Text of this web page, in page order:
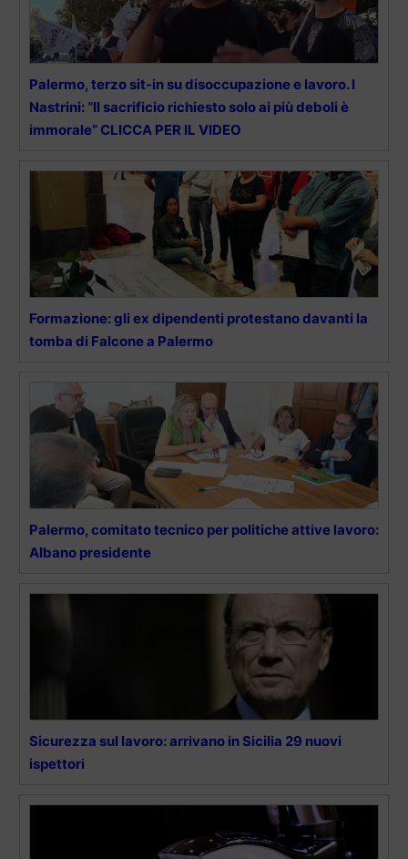
Palermo, terzo sit-in su disoccupazione e lavoro. I
Nastrini: “Il sacrificio richiesto solo ai più deboli è
immorale” CLICCA PER IL VIDEO
Formazione: gli ex dipendenti protestano davanti la
tomba di Falcone a Palermo
Palermo, comitato tecnico per politiche attive lavoro:
Albano presidente
Sicurezza sul lavoro: arrivano in Sicilia 29 nuovi
ispettori